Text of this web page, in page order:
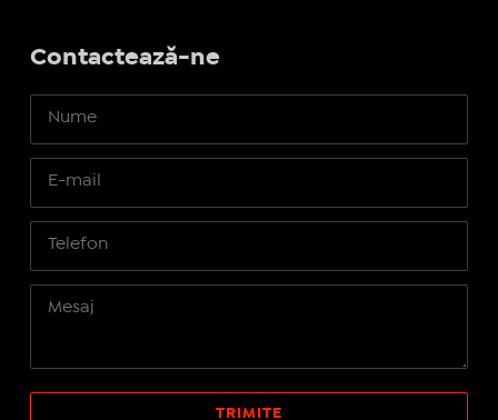
Contactează-ne